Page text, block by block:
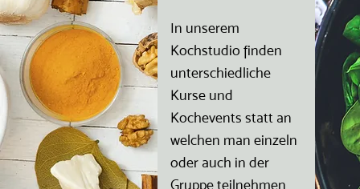
In unserem
Kochstudio finden
unterschiedliche
Kurse und
Kochevents statt an
welchen man einzeln
oder auch in der
Gruppe teilnehmen